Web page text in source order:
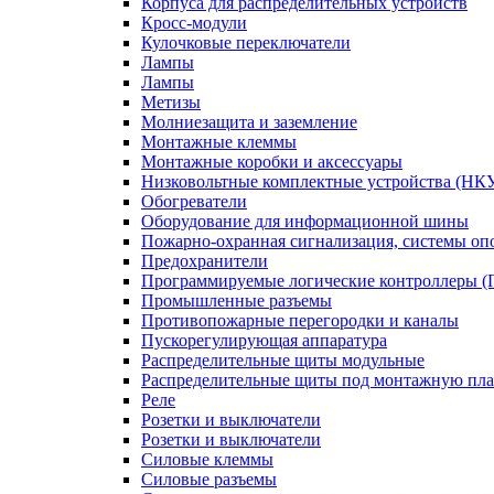
Кросс-модули
Кулочковые переключатели
Лампы
Лампы
Метизы
Молниезащита и заземление
Монтажные клеммы
Монтажные коробки и аксессуары
Низковольтные комплектные устройства
Обогреватели
Оборудование для информационной шины
Пожарно-охранная сигнализация, системы
Предохранители
Программируемые логические контроллеры
Промышленные разъемы
Противопожарные перегородки и каналы
Пускорегулирующая аппаратура
Распределительные щиты модульные
Распределительные щиты под монтажную
Реле
Розетки и выключатели
Розетки и выключатели
Силовые клеммы
Силовые разъемы